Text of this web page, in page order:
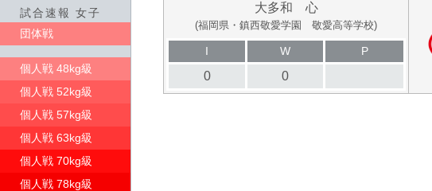
試合速報 女子
団体戦
個人戦 48kg級
個人戦 52kg級
個人戦 57kg級
個人戦 63kg級
個人戦 70kg級
個人戦 78kg級
大多和 心
(福岡県・鎮西敬愛学園 敬愛高等学校)
I W P
0 0